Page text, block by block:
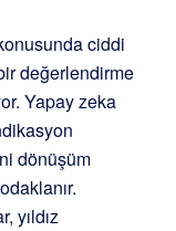
ciddi
değerlendirme
Yapay zeka
dönüşüm
yıldız